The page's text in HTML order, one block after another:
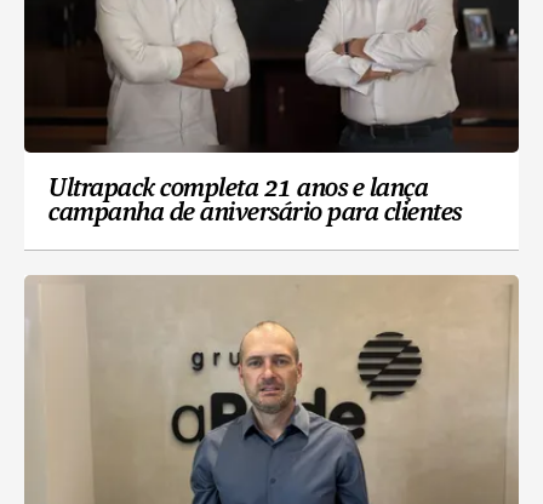
Ultrapack completa 21 anos e lança
campanha de aniversário para clientes